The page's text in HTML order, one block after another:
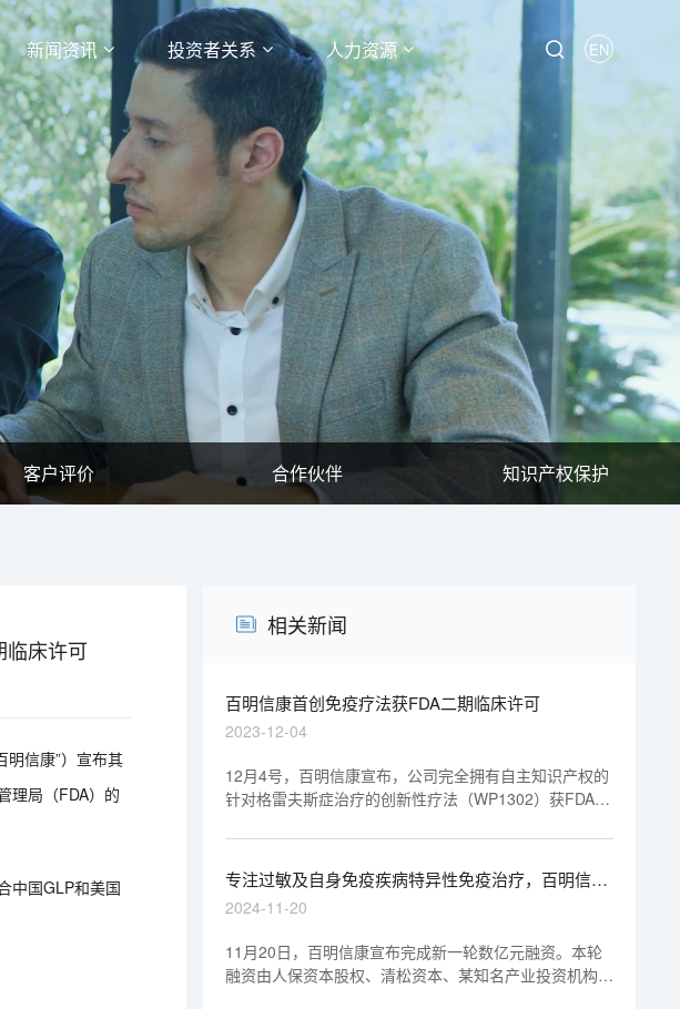
新闻资讯 投资者关系 人力资源 EN
客户评价 合作伙伴 知识产权保护
临床许可
明信康”）宣布其
理局（FDA）的
中国GLP和美国
相关新闻
百明信康首创免疫疗法获FDA二期临床许可
2023-12-04
12月4号，百明信康宣布，公司完全拥有自主知识产权的
针对格雷夫斯症治疗的创新性疗法（WP1302）获FDA二
夫斯症，作为最常见的自身免疫性疾病之一，在全球罹受
该疾病困扰的患者众多，仅欧美就约达1000万。这种疾
病主要表现为免疫系统错误地攻击甲状腺，导致甲状腺激
素过量分泌，从而引发体重减轻、突眼等甲状腺亢进症
一一个创新疗法，其在欧洲完成的1期临床试验结果已经
初步显示出对大多数患者的显著治疗效果，并具有良好的
专注过敏及自身免疫疾病特异性免疫治疗，百明信康
完成新一轮融资数亿元 | 1分钟药闻速览
2024-11-20
11月20日，百明信康宣布完成新一轮数亿元融资。本轮
融资由人保资本股权、清松资本、某知名产业投资机构等